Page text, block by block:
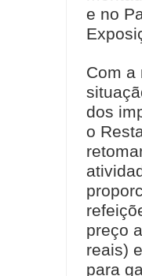
e no
Com a
dos
o
preço
reais)
para